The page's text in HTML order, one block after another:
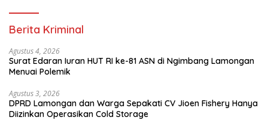
Berita Kriminal
Agustus 4, 2026
Surat Edaran Iuran HUT RI ke-81 ASN di Ngimbang Lamongan
Menuai Polemik
Agustus 3, 2026
DPRD Lamongan dan Warga Sepakati CV Jioen Fishery Hanya
Diizinkan Operasikan Cold Storage